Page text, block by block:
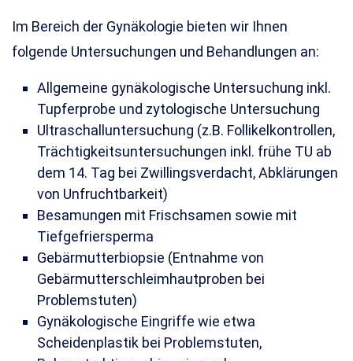
Im Bereich der Gynäkologie bieten wir Ihnen
folgende Untersuchungen und Behandlungen an:
Allgemeine gynäkologische Untersuchung inkl.
Tupferprobe und zytologische Untersuchung
Ultraschalluntersuchung (z.B. Follikelkontrollen,
Trächtigkeitsuntersuchungen inkl. frühe TU ab
dem 14. Tag bei Zwillingsverdacht, Abklärungen
von Unfruchtbarkeit)
Besamungen mit Frischsamen sowie mit
Tiefgefriersperma
Gebärmutterbiopsie (Entnahme von
Gebärmutterschleimhautproben bei
Problemstuten)
Gynäkologische Eingriffe wie etwa
Scheidenplastik bei Problemstuten,